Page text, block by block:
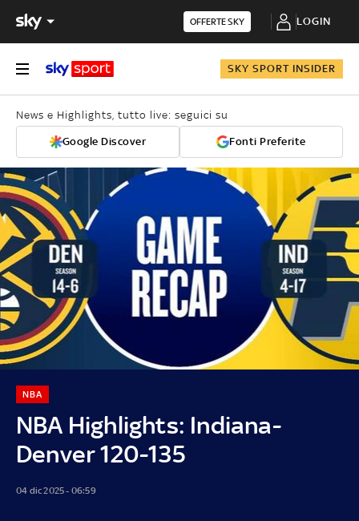
OFFERTE SKY LOGIN
SKY SPORT INSIDER
News e Highlights, tutto live: seguici su
Google Discover Fonti Preferite
NBA Highlights: Indiana-
Denver 120-135
NBA
04 dic 2025 - 06:59